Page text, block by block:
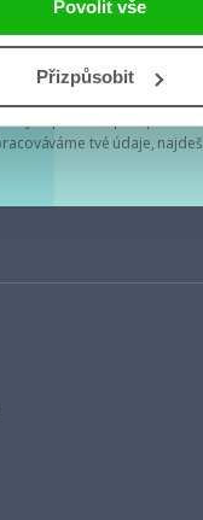
Povolit vše
Přizpůsobit
je u nás v bezpečí. Přečti si
tvé údaje, najdeš